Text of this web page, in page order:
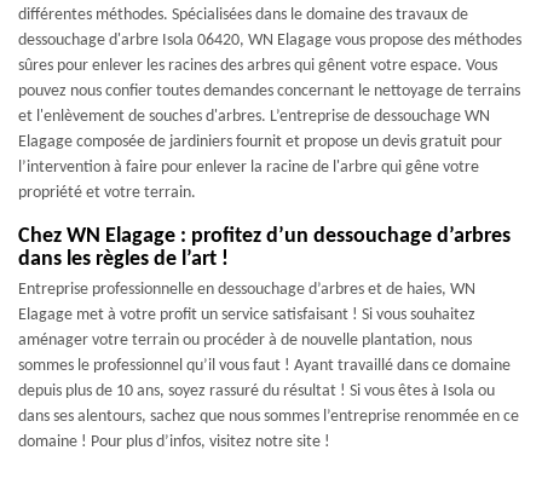
différentes méthodes. Spécialisées dans le domaine des travaux de
dessouchage d'arbre Isola 06420, WN Elagage vous propose des méthodes
sûres pour enlever les racines des arbres qui gênent votre espace. Vous
pouvez nous confier toutes demandes concernant le nettoyage de terrains
et l'enlèvement de souches d'arbres. L’entreprise de dessouchage WN
Elagage composée de jardiniers fournit et propose un devis gratuit pour
l’intervention à faire pour enlever la racine de l'arbre qui gêne votre
propriété et votre terrain.
Chez WN Elagage : profitez d’un dessouchage d’arbres
dans les règles de l’art !
Entreprise professionnelle en dessouchage d’arbres et de haies, WN
Elagage met à votre profit un service satisfaisant ! Si vous souhaitez
aménager votre terrain ou procéder à de nouvelle plantation, nous
sommes le professionnel qu’il vous faut ! Ayant travaillé dans ce domaine
depuis plus de 10 ans, soyez rassuré du résultat ! Si vous êtes à Isola ou
dans ses alentours, sachez que nous sommes l’entreprise renommée en ce
domaine ! Pour plus d’infos, visitez notre site !